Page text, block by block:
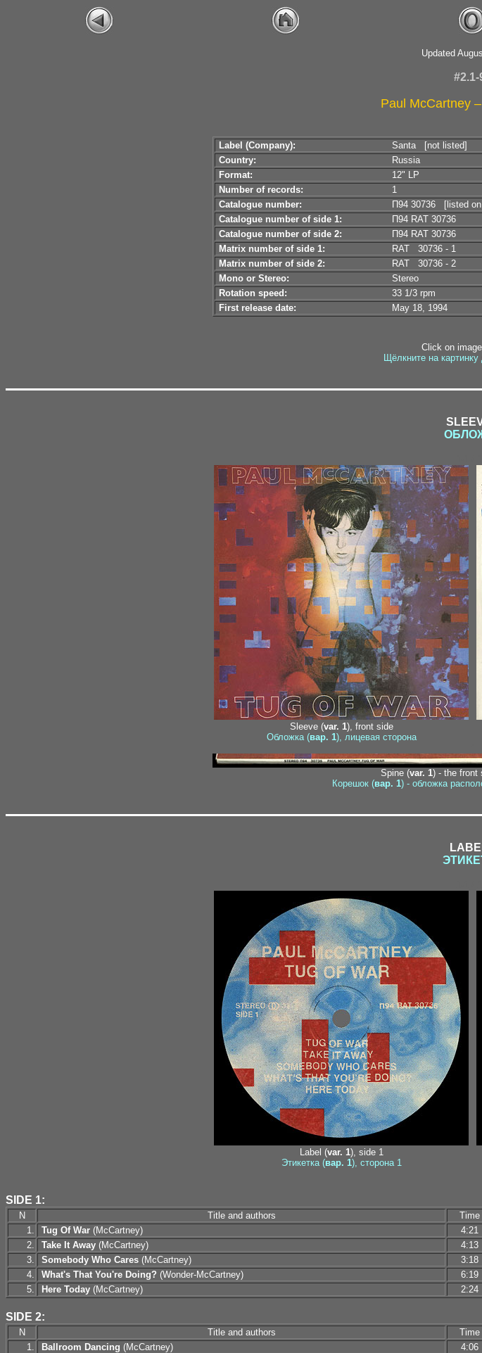
Updated
#2.1-
Paul McCartney –
Label (Company):
Santa [not listed]
Country:
Russia
Format:
12" LP
Number of records:
1
Catalogue number:
П94 30736 [listed on
Catalogue number of side 1:
П94 RAT 30736
Catalogue number of side 2:
П94 RAT 30736
Matrix number of side 1:
RAT 30736 - 1
Matrix number of side 2:
RAT 30736 - 2
Mono or Stereo:
Stereo
Rotation speed:
33 1/3 rpm
First release date:
May 18, 1994
Click on
Щёлкните на
Sleeve (var. 1), front side
Обложка (вар. 1), лицевая сторона
Spine (var. 1) - the front
Корешок (вар. 1) - обложка
Label (var. 1), side 1
Этикетка (вар. 1), сторона 1
SIDE 1:
N Title and authors Time
1.
Tug Of War (McCartney) 4:21
2. Take It Away (McCartney)
4:13
3.
Somebody Who Cares (McCartney)
3:18
4.
What's That You're Doing? (Wonder-McCartney)
6:19
5.
Here Today (McCartney) 2:24
SIDE 2:
N Title and authors Time
1.
Ballroom Dancing (McCartney) 4:06